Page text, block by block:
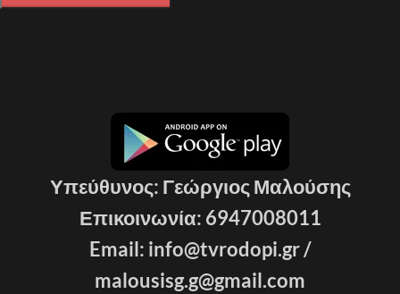
Υπεύθυνος: Γεώργιος Μαλούσης
Επικοινωνία: 6947008011
Email: info@tvrodopi.gr /
malousisg.g@gmail.com